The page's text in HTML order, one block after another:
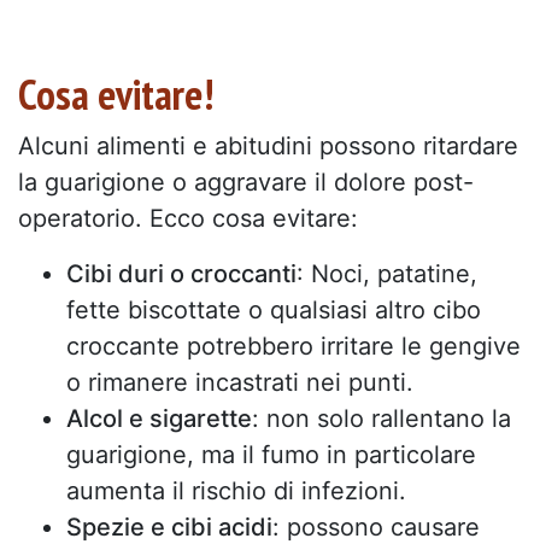
Cosa evitare!
Alcuni alimenti e abitudini possono ritardare
la guarigione o aggravare il dolore post-
operatorio. Ecco cosa evitare:
Cibi duri o croccanti: Noci, patatine,
fette biscottate o qualsiasi altro cibo
croccante potrebbero irritare le gengive
o rimanere incastrati nei punti.
Alcol e sigarette: non solo rallentano la
guarigione, ma il fumo in particolare
aumenta il rischio di infezioni.
Spezie e cibi acidi: possono causare